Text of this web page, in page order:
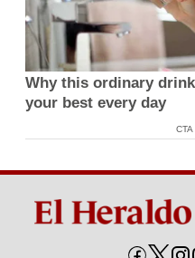
Why this ordinary
your best every day